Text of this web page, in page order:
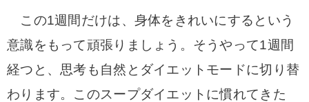
この1週間だけは、身体をきれいにするという
意識をもって頑張りましょう。 そうやって1週間
経つと、思考も自然とダイエットモードに切り替
わります。 このスープダイエットに慣れてきた